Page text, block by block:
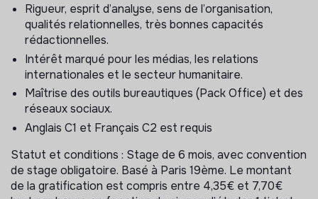
Mettre à jour et enrichir régulièrement les bases de
données médias et fichiers journalistes.
Soutenir l’ensemble des activités du service relations
presse : assurer les relances médias, envoi de
communiqués de presse et d’info presse, préparation
de conférences de presse.
Prise de notes du Point Info hebdomadaire sur
l’actualité opérationnelle de MSF.
Contribuer à l'activité générale du département
communication
Rigueur, esprit d’analyse, sens de l’organisation,
qualités relationnelles, très bonnes capacités
rédactionnelles.
Intérêt marqué pour les médias, les relations
internationales et le secteur humanitaire.
Maîtrise des outils bureautiques (Pack Office) et des
réseaux sociaux.
Anglais C1 et Français C2 est requis
Statut et conditions : Stage de 6 mois, avec convention
de stage obligatoire. Basé à Paris 19ème. Le montant
de la gratification est compris entre 4,35€ et 7,70€